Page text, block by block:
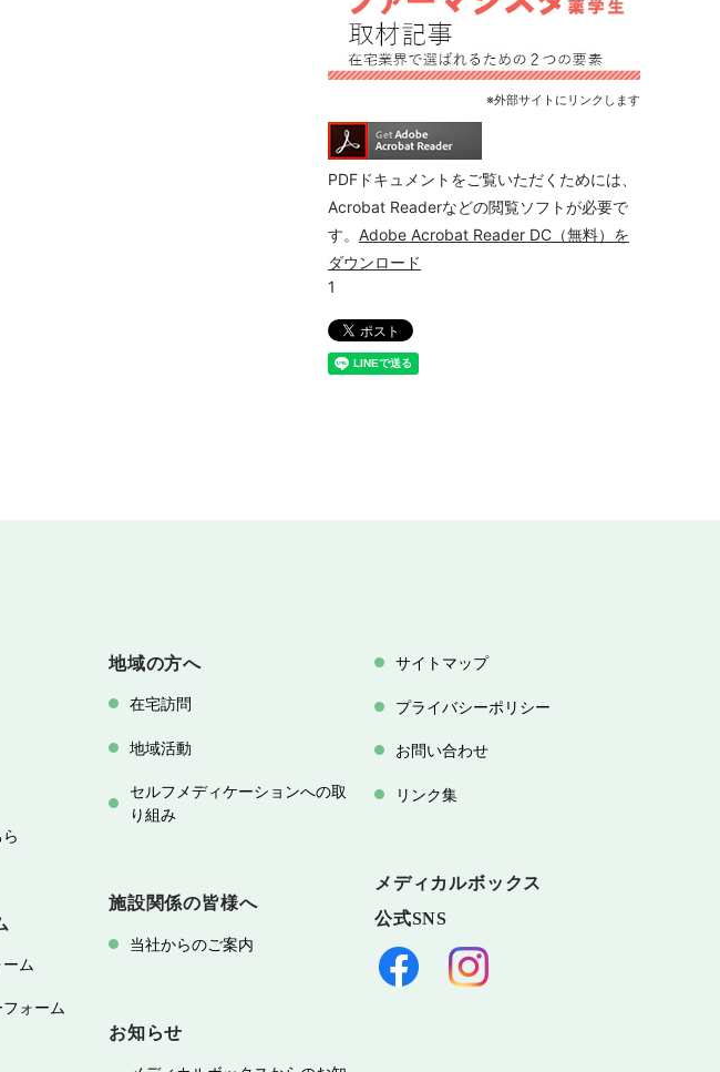
※外部サイトにリンクします
PDFドキュメントをご覧いただくためには、
Acrobat Readerなどの閲覧ソフトが必要で
す。 Adobe Acrobat Reader DC（無料）を
ダウンロード
ム
ォーム
地域の方へ
在宅訪問
地域活動
セルフメディケーションへの取
り組み
施設関係の皆様へ
当社からのご案内
お知らせ
サイトマップ
プライバシーポリシー
お問い合わせ
リンク集
メディカルボックス
公式SNS